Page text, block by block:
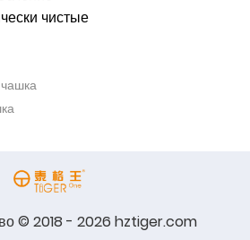
чистые
чашка
© 2018 - 2026 hztiger.com